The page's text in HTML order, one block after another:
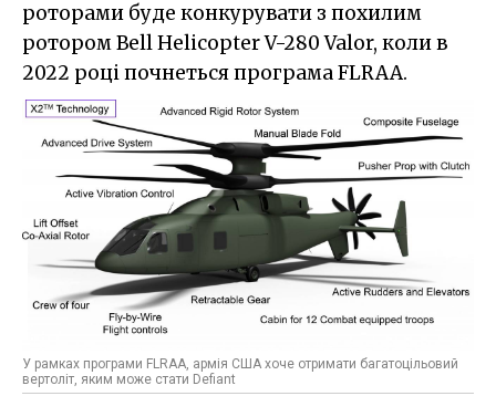
роторами буде конкурувати з похилим
ротором Bell Helicopter V-280 Valor, коли в
2022 році почнеться програма FLRAA.
У рамках програми FLRAA, армія США хоче отримати багатоцільовий
вертоліт, яким може стати Defiant